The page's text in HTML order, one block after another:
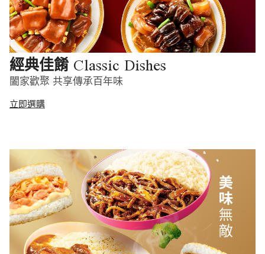
經典佳餚 Classic Dishes
闔家歡聚 共享傳承百年味
立即選購